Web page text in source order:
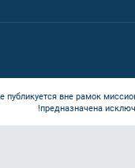
вне рамок
предназначена